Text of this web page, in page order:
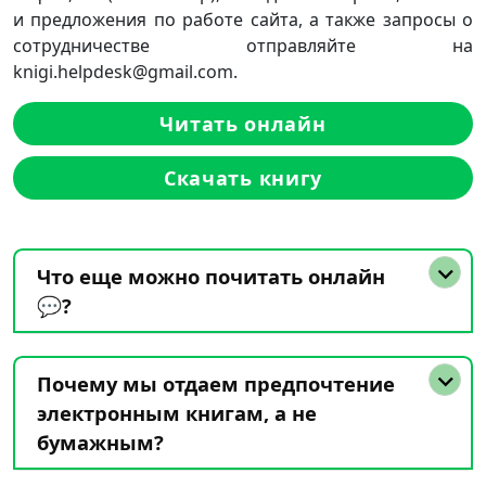
и предложения по работе сайта, а также запросы о
сотрудничестве отправляйте на
knigi.helpdesk@gmail.com.
Читать онлайн
Скачать книгу
Что еще можно почитать онлайн
💬?
Почему мы отдаем предпочтение
электронным книгам, а не
бумажным?